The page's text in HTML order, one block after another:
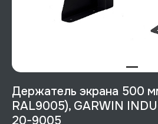
Держатель экрана 500
RAL9005), GARWIN
20-9005